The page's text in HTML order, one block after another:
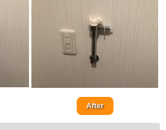
After